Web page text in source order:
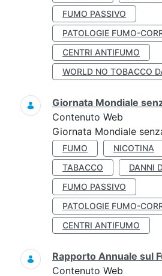
FUMO PASSIVO
PATOLOGIE FUMO-
CENTRI ANTIFUMO
WORLD NO TOBACCO
Giornata Mondiale
Contenuto Web
Giornata Mondiale
FUMO NICOTINA
TABACCO
DANNI
FUMO PASSIVO
PATOLOGIE FUMO-
CENTRI ANTIFUMO
Rapporto Annuale sul
Contenuto Web